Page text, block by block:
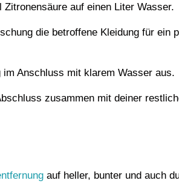
Zitronensäure auf einen Liter Wasser.
die betroffene Kleidung für ein
im Anschluss mit klarem Wasser aus.
zusammen mit deiner
auf heller, bunter und auch